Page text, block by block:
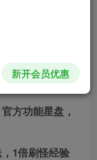
流畅不卡
方功能星盘，
1倍刷怪经验
新开会员优惠